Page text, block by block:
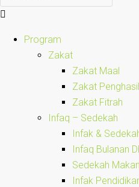
Program
Zakat
Zakat Maal
Zakat
Zakat Fitrah
Infaq – Sedekah
Infak &
Infaq Bulanan
Sedekah
Infak